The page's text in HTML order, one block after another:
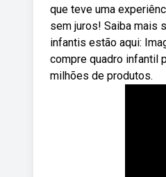
que teve uma
sem juros! Saiba mais
infantis estão aqui:
compre quadro infantil
milhões de produtos.